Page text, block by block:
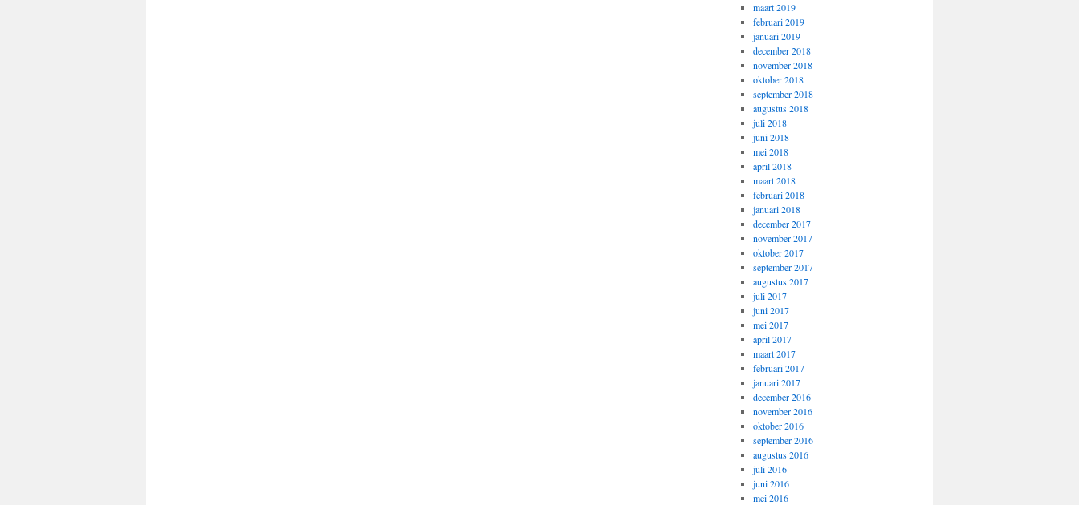
maart 2019
februari 2019
januari 2019
december 2018
november 2018
oktober 2018
september 2018
augustus 2018
juli 2018
juni 2018
mei 2018
april 2018
maart 2018
februari 2018
januari 2018
december 2017
november 2017
oktober 2017
september 2017
augustus 2017
juli 2017
juni 2017
mei 2017
april 2017
maart 2017
februari 2017
januari 2017
december 2016
november 2016
oktober 2016
september 2016
augustus 2016
juli 2016
juni 2016
mei 2016